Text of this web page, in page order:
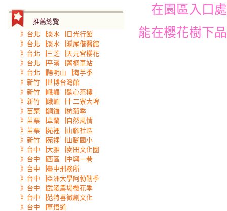
推薦總覽
》台北▕淡水▕日光行館
》台北▕淡水▕滬尾偕醫館
》台北▕三芝▕天元宮櫻花
》台北▕平溪▕菁桐車站
》台北▕陽明山▕海芋季
》新竹▕世博台灣館
》新竹▕峨嵋▕歇心茶樓
》新竹▕峨嵋▕十二寮大埤
》苗栗▕銅鑼▕杭菊季
》苗栗▕卓蘭▕自然風情
》苗栗▕苑裡▕山腳社區
》新竹▕苑裡▕山腳國小
》台中▕大雅▕麥田文化圈
》台中▕西區▕中興一巷
》台中▕臺中刑務所
》台中▕亞洲大學阿勃勒季
》台中▕武陵農場櫻花季
》台中▕范特喜微創文化
》台中▕草悟道
在園區入口
能在櫻花樹下